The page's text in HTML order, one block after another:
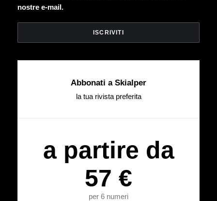
nostre e-mail.
Abbonati a Skialper
la tua rivista preferita
a partire da
57 €
per 6 numeri